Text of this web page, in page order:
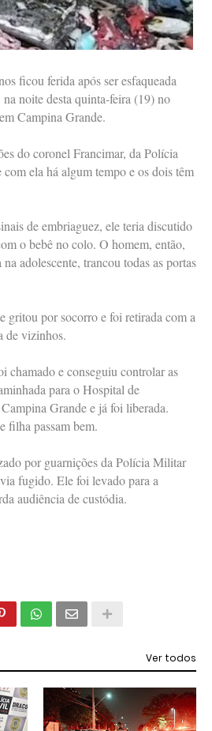
ficou ferida após ser esfaqueada
noite desta quinta-feira (19) no
Campina Grande.
do coronel Francimar, da Polícia
ela há algum tempo e os dois têm
de embriaguez, ele teria discutido
o bebê no colo. O homem, então,
adolescente, trancou todas as portas
gritou por socorro e foi retirada com a
de vizinhos.
chamado e conseguiu controlar as
para o Hospital de
Grande e já foi liberada.
filha passam bem.
por guarnições da Polícia Militar
fugido. Ele foi levado para a
audiência de custódia.
Ver todos